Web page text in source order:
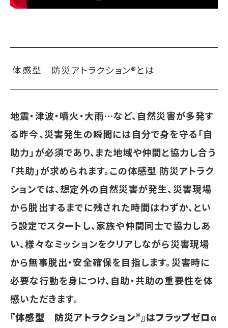
体感型 防災アトラクション®とは
地震・津波・噴火・大雨…など、自然災害が多発す
る昨今、災害発生の瞬間には自分で身を守る「自
助力」が必須であり、また地域や仲間と協力し合う
「共助」が求められます。この体感型 防災アトラク
ションでは、想定外の自然災害が発生、災害現場
から脱出するまでに残された時間はわずか、とい
う設定でスタートし、家族や仲間同士で協力しあ
い、様々なミッションをクリアしながら災害現場
から無事脱出・安全確保を目指します。災害時に
必要な行動を身につけ、自助・共助の重要性を体
感いただきます。
『体感型 防災アトラクション®』はフラップゼロα